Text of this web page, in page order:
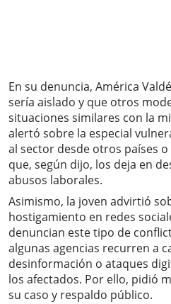
En su denuncia, América
sería aislado y que otros
situaciones similares con la
alertó sobre la especial
al sector desde otros países
que, según dijo, los deja en
abusos laborales.
Asimismo, la joven advirtió
hostigamiento en redes
denuncian este tipo de
algunas agencias recurren a
desinformación o ataques
los afectados. Por ello, pidió
su caso y respaldo público.